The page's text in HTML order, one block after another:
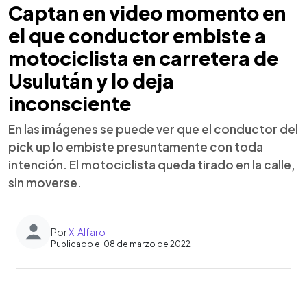
Captan en video momento en
el que conductor embiste a
motociclista en carretera de
Usulután y lo deja
inconsciente
En las imágenes se puede ver que el conductor del
pick up lo embiste presuntamente con toda
intención. El motociclista queda tirado en la calle,
sin moverse.
PorX. Alfaro
Publicado el 08 de marzo de 2022